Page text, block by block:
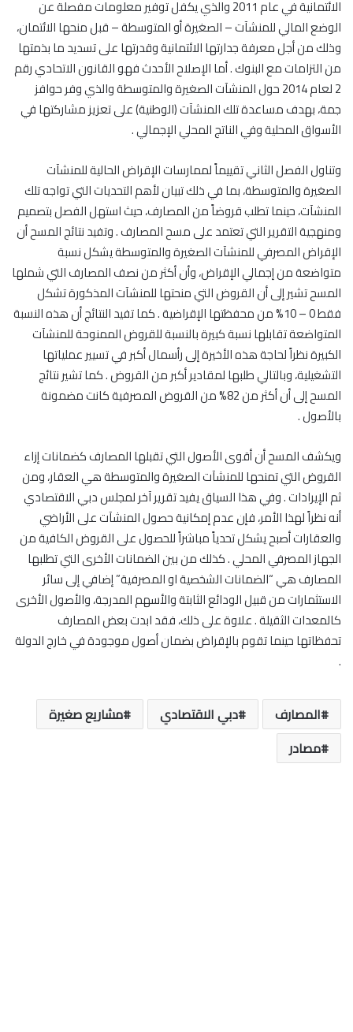
الائتمانية في عام 2011 والذي يكفل توفير معلومات مفصلة عن
الوضع المالي للمنشآت – الصغيرة أو المتوسطة – قبل منحها الائتمان،
وذلك من أجل معرفة جدارتها الائتمانية وقدرتها على تسديد ما بذمتها
من التزامات مع البنوك . أما الإصلاح الأحدث فهو القانون الاتحادي رقم
2 لعام 2014 حول المنشآت الصغيرة والمتوسطة والذي وفر حوافز
جمة، بهدف مساعدة تلك المنشآت (الوطنية) على تعزيز مشاركتها في
الأسواق المحلية وفي الناتج المحلي الإجمالي .
وتناول الفصل الثاني تقييماً لممارسات الإقراض الحالية للمنشآت
الصغيرة والمتوسطة، بما في ذلك تبيان لأهم التحديات التي تواجه تلك
المنشآت، حينما تطلب قروضاً من المصارف، حيث استهل الفصل بتصميم
ومنهجية التقرير التي تعتمد على مسح المصارف . وتفيد نتائج المسح أن
الإقراض المصرفي للمنشآت الصغيرة والمتوسطة يشكل نسبة
متواضعة من إجمالي الإقراض، وأن أكثر من نصف المصارف التي شملها
المسح تشير إلى أن القروض التي منحتها للمنشآت المذكورة تشكل
فقط 0 – 10% من محفظتها الإقراضية . كما تفيد النتائج أن هذه النسبة
المتواضعة تقابلها نسبة كبيرة بالنسبة للقروض الممنوحة للمنشآت
الكبيرة نظراً لحاجة هذه الأخيرة إلى رأسمال أكبر في تسيير عملياتها
التشغيلية، وبالتالي طلبها لمقادير أكبر من القروض . كما تشير نتائج
المسح إلى أن أكثر من 82% من القروض المصرفية كانت مضمونة
بالأصول .
ويكشف المسح أن أقوى الأصول التي تقبلها المصارف كضمانات إزاء
القروض التي تمنحها للمنشآت الصغيرة والمتوسطة هي العقار، ومن
ثم الإيرادات . وفي هذا السياق يفيد تقرير آخر لمجلس دبي الاقتصادي
أنه نظراً لهذا الأمر، فإن عدم إمكانية حصول المنشآت على الأراضي
والعقارات أصبح يشكل تحدياً مباشراً للحصول على القروض الكافية من
الجهاز المصرفي المحلي . كذلك من بين الضمانات الأخرى التي تطلبها
المصارف هي “الضمانات الشخصية او المصرفية” إضافي إلى سائر
الاستثمارات من قبيل الودائع الثابتة والأسهم المدرجة، والأصول الأخرى
كالمعدات الثقيلة . علاوة على ذلك، فقد ابدت بعض المصارف
تحفظاتها حينما تقوم بالإقراض بضمان أصول موجودة في خارج الدولة
.
المصارف دبي الاقتصادي
مشاريع صغيرة
مصادر